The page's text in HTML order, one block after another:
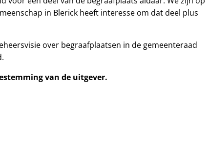
in Blerick heeft interesse om dat deel plus
over begraafplaatsen in de gemeenteraad
van de uitgever.